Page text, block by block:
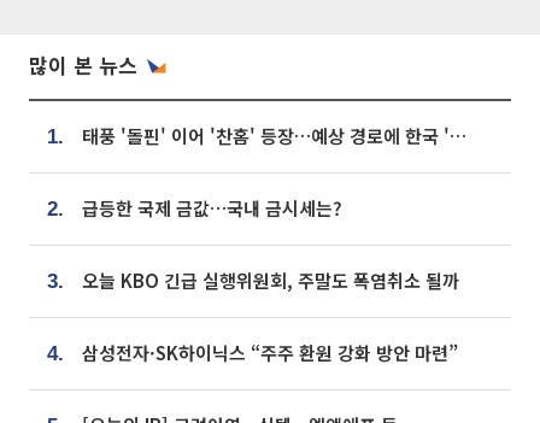
많이 본 뉴스
1. 태풍 '돌핀' 이어 '찬홈' 등장…예상 경로에 한국 '한숨'
2. 급등한 국제 금값…국내 금시세는?
3. 오늘 KBO 긴급 실행위원회, 주말도 폭염취소 될까
4. 삼성전자·SK하이닉스 “주주 환원 강화 방안 마련”